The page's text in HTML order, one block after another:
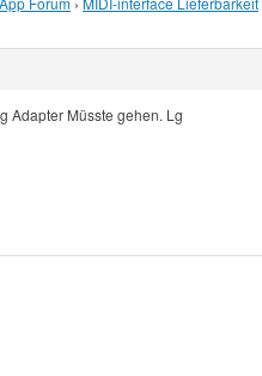
Adapter Müsste gehen. Lg